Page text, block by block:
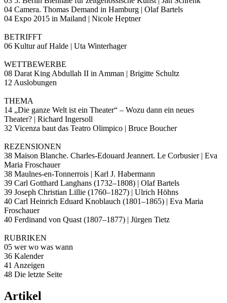
04 Camera. Thomas Demand in Hamburg | Olaf Bartels
04 Expo 2015 in Mailand | Nicole Heptner
BETRIFFT
06 Kultur auf Halde | Uta Winterhager
WETTBEWERBE
08 Darat King Abdullah II in Amman | Brigitte Schultz
12 Auslobungen
THEMA
14 „Die ganze Welt ist ein Theater“ – Wozu dann ein neues
Theater? | Richard Ingersoll
32 Vicenza baut das Teatro Olimpico | Bruce Boucher
REZENSIONEN
38 Maison Blanche. Charles-Edouard Jeannert. Le Corbusier | Eva
Maria Froschauer
38 Maulnes-en-Tonnerrois | Karl J. Habermann
39 Carl Gotthard Langhans (1732–1808) | Olaf Bartels
39 Joseph Christian Lillie (1760–1827) | Ulrich Höhns
40 Carl Heinrich Eduard Knoblauch (1801–1865) | Eva Maria
Froschauer
40 Ferdinand von Quast (1807–1877) | Jürgen Tietz
RUBRIKEN
05 wer wo was wann
36 Kalender
41 Anzeigen
48 Die letzte Seite
Artikel